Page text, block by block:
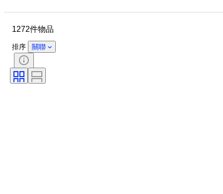
顏色
電源
1272件物品
排序 關聯